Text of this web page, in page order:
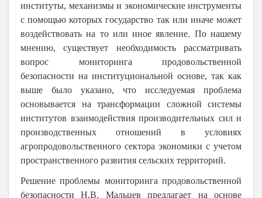
институты, механизмы и экономические инструменты
с помощью которых государство так или иначе может
воздействовать на то или иное явление. По нашему
мнению, существует необходимость рассматривать
вопрос мониторинга продовольственной
безопасности на институциональной основе, так как
выше было указано, что исследуемая проблема
основывается на трансформации сложной системы
институтов взаимодействия производительных сил и
производственных отношений в условиях
агропродовольственного сектора экономики с учетом
пространственного развития сельских территорий.
Решение проблемы мониторинга продовольственной
безопасности Н.В. Мальцев предлагает на основе